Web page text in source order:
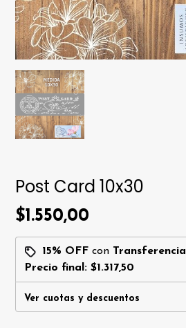
Post Card 10x30
$1.550,00
15% OFF con Transferencia
Precio final:$1.317,50
Ver cuotas y descuentos